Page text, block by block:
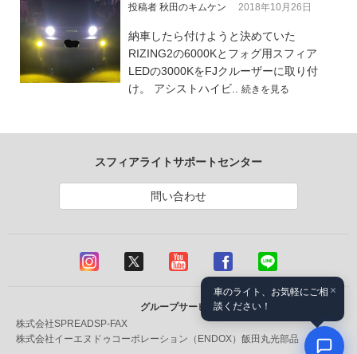
投稿者 秋田のキムケン 2018年10月26日
納車したら付けようと決めていた
RIZING2の6000Kとフォグ用スフィア
LEDの3000KをFJクルーザーに取り付
け。 アシストハイビ.. 続きを見る
スフィアライトサポートセンター
問い合わせ
グループサービス
株式会社SPREADSP-FAX
株式会社イーエヌドゥコーポレーション（ENDOX） 飯田丸光部品
×
車のライト、お気軽にご相
談ください！